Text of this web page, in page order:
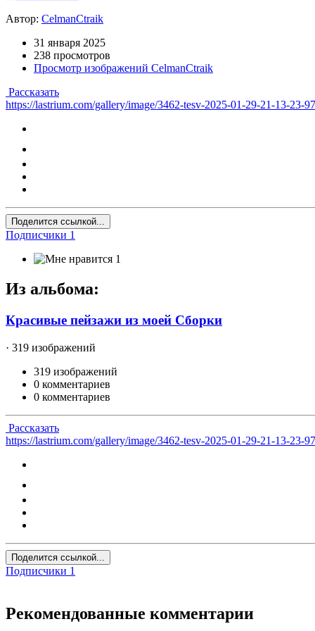
Автор: CelmanCtraik
31 января 2025
238 просмотров
Просмотр изображений CelmanCtraik
Рассказать
https://lastrium.com/gallery/image/3462-tesv-2025-01-29-21-13-23-
Поделится ссылкой...
Подписчики 1
1
Из альбома:
Красивые пейзажи из моей Сборки
· 319 изображений
319 изображений
0 комментариев
0 комментариев
Рассказать
https://lastrium.com/gallery/image/3462-tesv-2025-01-29-21-13-23-
Поделится ссылкой...
Подписчики 1
Рекомендованные комментарии